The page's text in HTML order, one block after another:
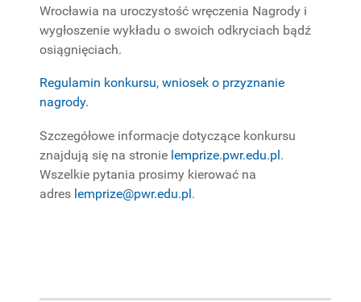
Wrocławia na uroczystość wręczenia Nagrody i
wygłoszenie wykładu o swoich odkryciach bądź
osiągnięciach.
Regulamin konkursu, wniosek o przyznanie
nagrody.
Szczegółowe informacje dotyczące konkursu
znajdują się na stronie lemprize.pwr.edu.pl.
Wszelkie pytania prosimy kierować na
adres lemprize@pwr.edu.pl.